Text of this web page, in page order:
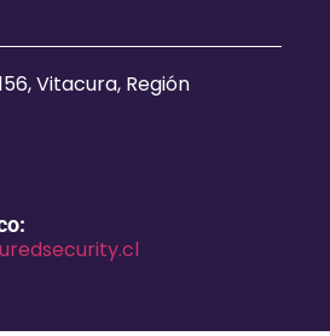
Vitacura, Región